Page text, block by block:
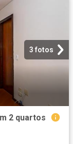
3 fotos
2 quartos